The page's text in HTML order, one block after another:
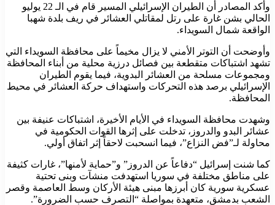
وأكد المصادر أن الطيران الإسرائيلي المسير قام في الـ 22 يوليو
الحالي بشن غارة على رتل لمقاتلي العشائر في ريف بلدة شهبا
الواقعة شمال السويداء.
وأوضحت أن التوتر الأمني لا يزال مخيماً على محافظة السويداء التي
تشهد اشتباكات متقطعة بين فصائل درزية محلية من أبناء المحافظة
ومجموعات مسلحة من العشائر البدوية، فيما يقوم الطيران
الإسرائيلي برصد هذه التحركات واستهداف حركة العشائر في محيط
المحافظة.
وشهدت محافظة السويداء في الأيام الأخيرة، اشتباكات عنيفة بين
عشائر البدو والدروز، تدخلت على إثرها القوات الحكومية في
محاولة لـ”فض النزاع”، فيما انسحبت لاحقاً إثر اتفاق أولي.
كما شنت إسرائيل “دفاعاً عن الدروز” و”حماية لأمنها”، غارات كثيفة
على مناطق مختلفة في سوريا استهدفت منشآت وبنى تحتية
عسكرية سورية كان أبرزها مبنى هيئة الأركان وسط العاصمة وقصر
الشعب بدمشق، متعهدة بمواصلة “التصرف حسب الضرورة”.